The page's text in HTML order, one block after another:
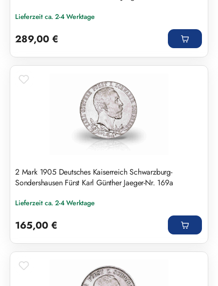
Lieferzeit ca. 2-4 Werktage
289,00 €
2 Mark 1905 Deutsches Kaiserreich Schwarzburg-
Sondershausen Fürst Karl Günther Jaeger-Nr. 169a
Lieferzeit ca. 2-4 Werktage
165,00 €